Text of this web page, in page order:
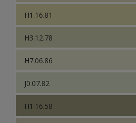
H1.16.81
H3.12.78
H7.06.86
J0.07.82
H1.16.58